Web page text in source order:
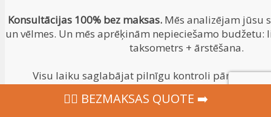
Konsultācijas 100% bez maksas. Mēs analizējam jūsu
un vēlmes. Un mēs aprēķinām nepieciešamo budžetu:
taksometrs + ārstēšana.
Visu laiku saglabājat pilnīgu kontroli pār
BEZMAKSAS KONSULTĀCIJAS 🎁
‍👩‍⚕ BEZMAKSAS QUOTE ➡️